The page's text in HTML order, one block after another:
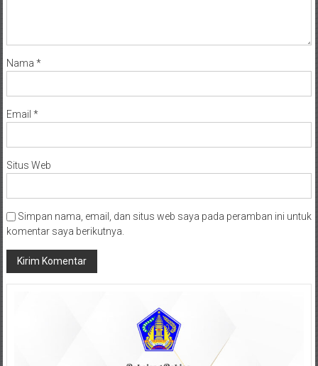
Nama *
Email *
Situs Web
Simpan nama, email, dan situs web saya pada peramban ini untuk
komentar saya berikutnya.